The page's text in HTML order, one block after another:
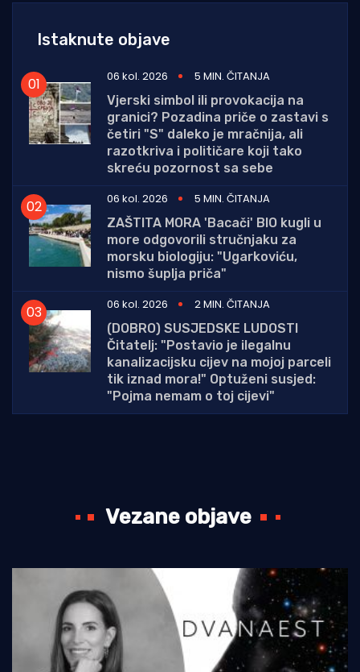
Istaknute objave
06 kol. 2026
5 MIN. ČITANJA
Vjerski simbol ili provokacija na
granici? Pozadina priče o zastavi s
četiri "S" daleko je mračnija, ali
razotkriva i političare koji tako
skreću pozornost sa sebe
06 kol. 2026
5 MIN. ČITANJA
ZAŠTITA MORA 'Bacači' BIO kugli u
more odgovorili stručnjaku za
morsku biologiju: "Ugarkoviću,
nismo šuplja priča"
06 kol. 2026
2 MIN. ČITANJA
(DOBRO) SUSJEDSKE LUDOSTI
Čitatelj: "Postavio je ilegalnu
kanalizacijsku cijev na mojoj parceli
tik iznad mora!" Optuženi susjed:
"Pojma nemam o toj cijevi"
Vezane objave